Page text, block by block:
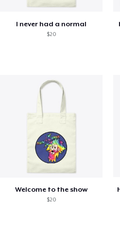
I never had a normal
$20
Welcome to the show
$20